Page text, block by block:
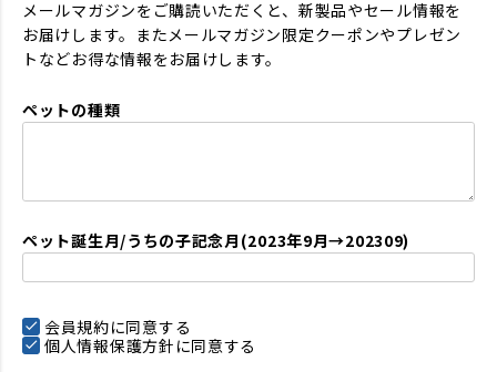
須
)
メールマガジンをご購読いただくと、新製品やセール情報を
お届けします。またメールマガジン限定クーポンやプレゼン
トなどお得な情報をお届けします。
ペットの種類
ペット誕生月/うちの子記念月(2023年9月→202309)
会員規約に同意する
個人情報保護方針 に同意する